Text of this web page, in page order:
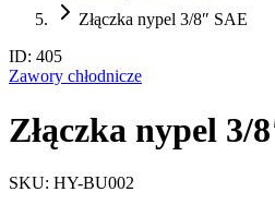
Złączka nypel 3/8″ SAE
ID: 405
Zawory chłodnicze
Złączka nypel 3/
SKU: HY-BU002